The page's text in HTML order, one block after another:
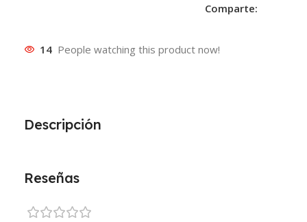
Comparte:
14 People watching this product now!
Descripción
Reseñas